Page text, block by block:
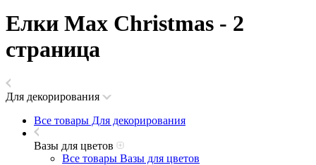
Елки Max Christmas - 2
страница
Для декорирования
Все товары Для декорирования
Вазы для цветов
Все товары Вазы для цветов